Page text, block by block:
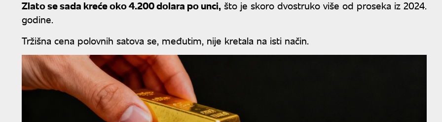
Zlato se sada kreće oko 4.200 dolara po unci, što je skoro dvostruko više od proseka iz 2024.
godine.
Tržišna cena polovnih satova se, međutim, nije kretala na isti način.